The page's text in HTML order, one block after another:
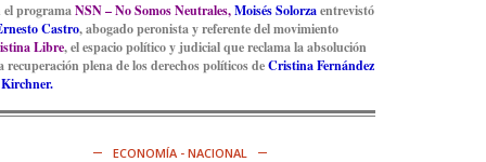
el programaNSN – No Somos Neutrales,Moisés Solorzaentrevistó
Castro, abogado peronista y referente del movimiento
Libre, el espacio político y judicial que reclama la absolución
recuperación plena de los derechos políticos deCristina Fernández
ECONOMÍA - NACIONAL